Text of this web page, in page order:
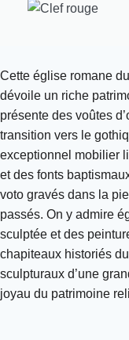
Cette église romane
dévoile un riche
présente des voûtes
transition vers le
exceptionnel mobilier
et des fonts
voto gravés dans la
passés. On y admire
sculptée et des
chapiteaux historiés
sculpturaux d’une
joyau du patrimoine